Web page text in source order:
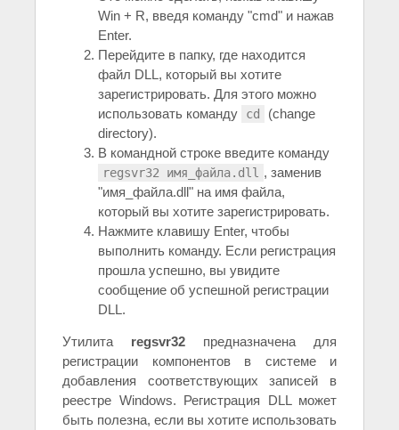
Win + R, введя команду "cmd" и нажав
Enter.
Перейдите в папку, где находится
файл DLL, который вы хотите
зарегистрировать. Для этого можно
использовать команду
cd
(change
directory).
В командной строке введите команду
regsvr32 имя_файла.dll , заменив
"имя_файла.dll" на имя файла,
который вы хотите зарегистрировать.
Нажмите клавишу Enter, чтобы
выполнить команду. Если регистрация
прошла успешно, вы увидите
сообщение об успешной регистрации
DLL.
Утилита regsvr32 предназначена для
регистрации компонентов в системе и
добавления соответствующих записей в
реестре Windows. Регистрация DLL может
быть полезна, если вы хотите использовать